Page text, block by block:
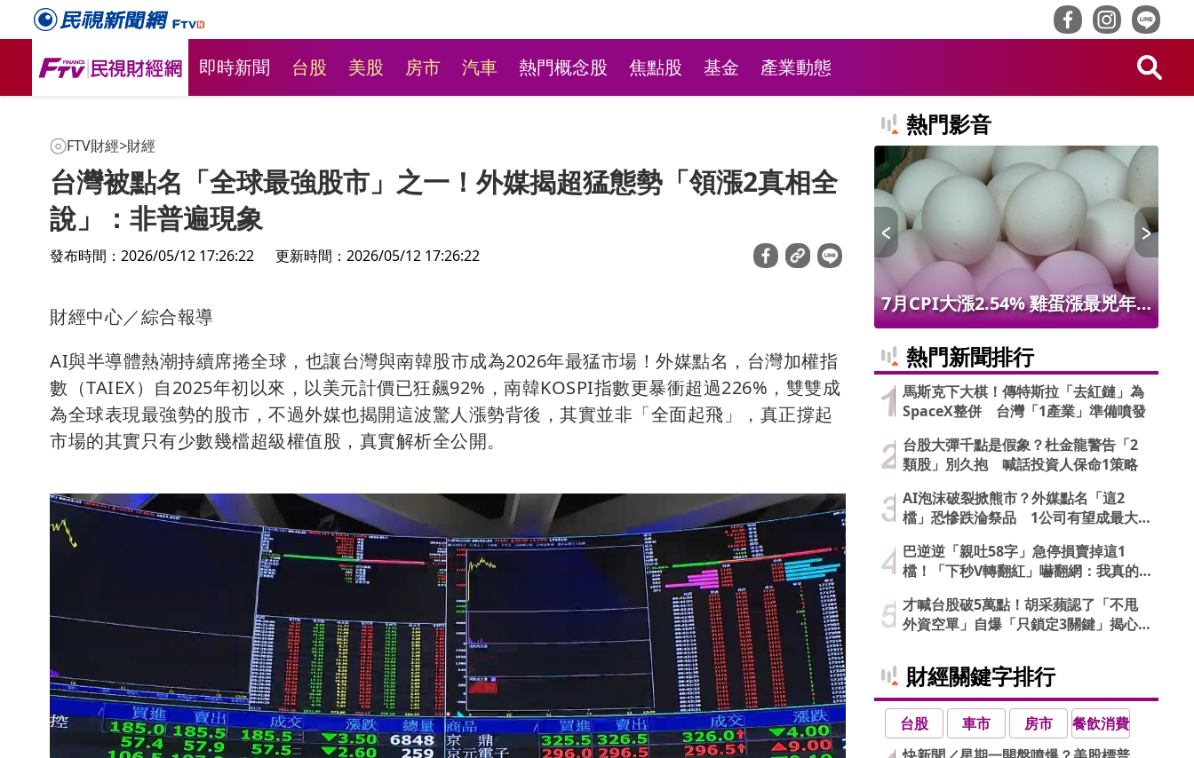
即時新聞 台股 美股 房市 汽車 熱門概念股 焦點股 基金 產業動態
FTV財經>財經
台灣被點名「全球最強股市」之一！外媒揭超猛態勢「領漲2真相全
說」：非普遍現象
發布時間：2026/05/12 17:26:22 更新時間：2026/05/12 17:26:22
財經中心／綜合報導
AI與半導體熱潮持續席捲全球，也讓台灣與南韓股市成為2026年最猛市場！外媒點名，台灣加權指
數（TAIEX）自2025年初以來，以美元計價已狂飆92%，南韓KOSPI指數更暴衝超過226%，雙雙成
為全球表現最強勢的股市，不過外媒也揭開這波驚人漲勢背後，其實並非「全面起飛」，真正撐起
市場的其實只有少數幾檔超級權值股，真實解析全公開。
熱門影音
7月CPI大漲2.54% 雞蛋漲最兇年
幅
熱門新聞排行
馬斯克下大棋！傳特斯拉「去紅鏈」為
SpaceX整併 台灣「1產業」準備噴發
台股大彈千點是假象？杜金龍警告「2
類股」別久抱 喊話投資人保命1策略
AI泡沫破裂掀熊市？外媒點名「這2
檔」恐慘跌淪祭品 1公司有望成最大
巴逆逆「親吐58字」急停損賣掉這1
檔！「下秒V轉翻紅」嚇翻網：我真的
才喊台股破5萬點！胡采蘋認了「不甩
外資空單」自爆「只鎖定3關鍵」揭心
財經關鍵字排行
台股 車市 房市
餐飲消費